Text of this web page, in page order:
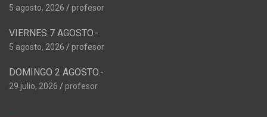
5 agosto, 2026 profesor
VIERNES 7 AGOSTO.-
5 agosto, 2026 profesor
DOMINGO 2 AGOSTO.-
29 julio, 2026 profesor